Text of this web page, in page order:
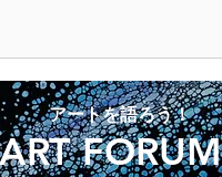
FORUM
​アートを語ろう！